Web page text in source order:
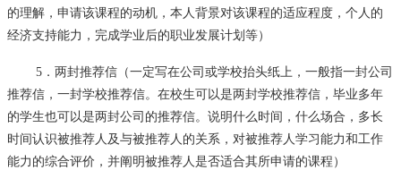
的理解，申请该课程的动机，本人背景对该课程的适应程度，个人的
经济支持能力，完成学业后的职业发展计划等）
5．两封推荐信（一定写在公司或学校抬头纸上，一般指一封公司
推荐信，一封学校推荐信。在校生可以是两封学校推荐信，毕业多年
的学生也可以是两封公司的推荐信。说明什么时间，什么场合，多长
时间认识被推荐人及与被推荐人的关系，对被推荐人学习能力和工作
能力的综合评价，并阐明被推荐人是否适合其所申请的课程）